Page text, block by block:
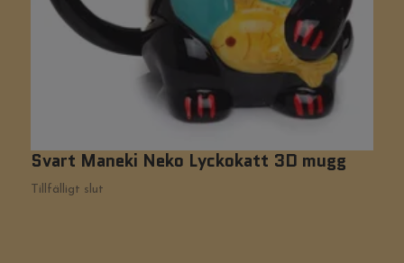
Svart Maneki Neko Lyckokatt 3D mugg
Tillfälligt slut